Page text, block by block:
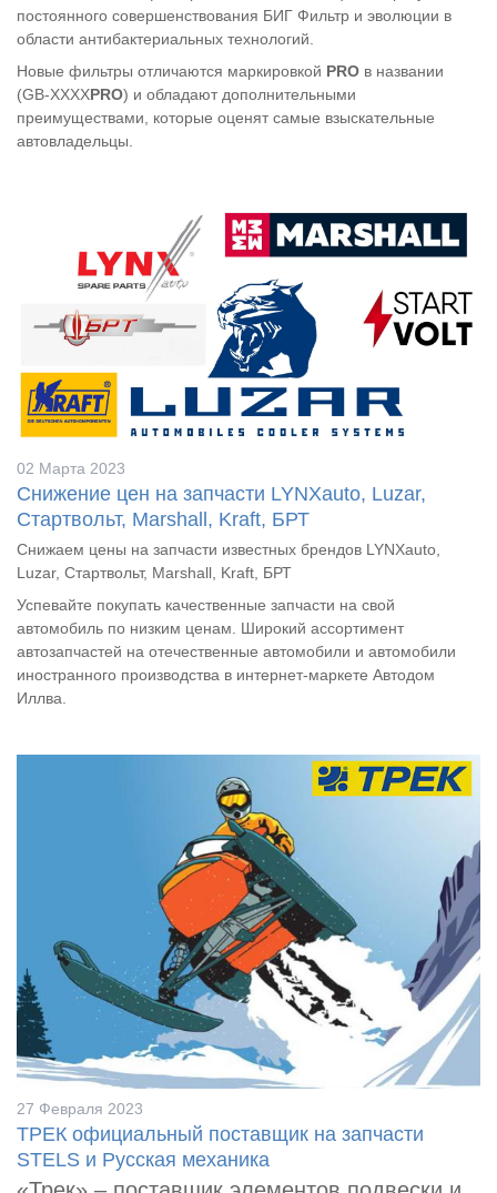
постоянного совершенствования БИГ Фильтр и эволюции в
области антибактериальных технологий.
Новые фильтры отличаются маркировкой PRO в названии
(GB-ХХХХPRO) и обладают дополнительными
преимуществами, которые оценят самые взыскательные
автовладельцы.
02 Марта 2023
Снижение цен на запчасти LYNXauto, Luzar,
Стартвольт, Marshall, Kraft, БРТ
Снижаем цены на запчасти известных брендов LYNXauto,
Luzar, Стартвольт, Marshall, Kraft, БРТ
Успевайте покупать качественные запчасти на свой
автомобиль по низким ценам. Широкий ассортимент
автозапчастей на отечественные автомобили и автомобили
иностранного производства в интернет-маркете Автодом
Иллва.
27 Февраля 2023
ТРЕК официальный поставщик на запчасти
STELS и Русская механика